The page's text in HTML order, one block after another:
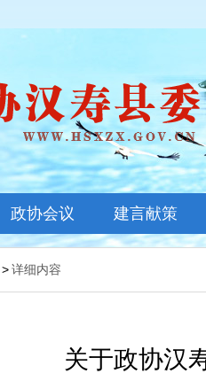
政协会议
常委会议
建言献策
>详细内容
关于政协汉